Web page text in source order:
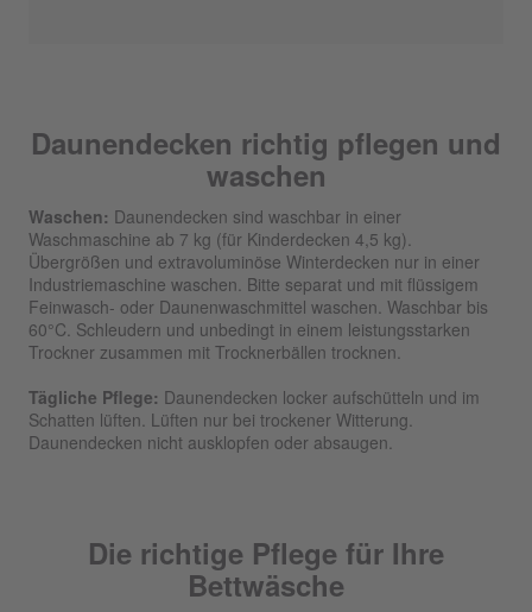
Daunendecken richtig pflegen und
waschen
Waschen: Daunendecken sind waschbar in einer
Waschmaschine ab 7 kg (für Kinderdecken 4,5 kg).
Übergrößen und extravoluminöse Winterdecken nur in einer
Industriemaschine waschen. Bitte separat und mit flüssigem
Feinwasch- oder Daunenwaschmittel waschen. Waschbar bis
60°C. Schleudern und unbedingt in einem leistungsstarken
Trockner zusammen mit Trocknerbällen trocknen.
Tägliche Pflege: Daunendecken locker aufschütteln und im
Schatten lüften. Lüften nur bei trockener Witterung.
Daunendecken nicht ausklopfen oder absaugen.
Die richtige Pflege für Ihre
Bettwäsche